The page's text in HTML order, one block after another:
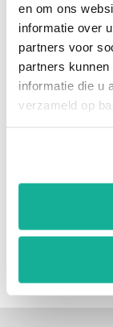
en om ons
informatie over
partners voor
partners
informatie die u
verzameld op
SHARE SHARE
ON